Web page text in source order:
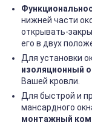
нижней части
открывать-
его в двух
Для установки
изоляционный
Вашей кровли.
Для быстрой и
мансардного
монтажный